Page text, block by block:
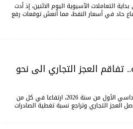
التعاملات الآسيوية اليوم الاثنين، إذ أدت
حاد في أسعار النفط، مما أنعش توقعات رفع
تفاقم العجز التجاري الى نحو
سجلت المبادلات التجارية التونسية مع الخارج بالأسعار الجارية، خلال السداسي الأول من سنة 2026، ارتفاعا في كل من
نفسها من سنة 2025، بالتزامن مع تواصل العجز التجاري وتراجع نسبة تغطية الصادرات